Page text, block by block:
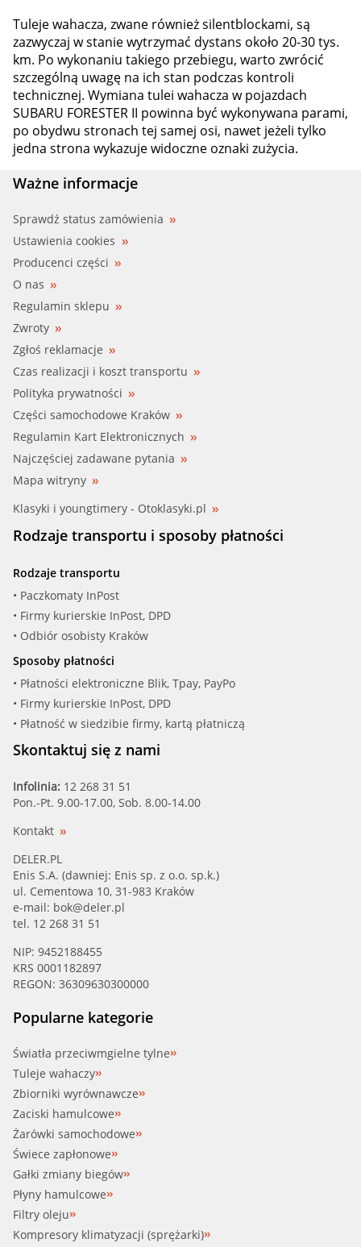
Tuleje wahacza, zwane również silentblockami, są
zazwyczaj w stanie wytrzymać dystans około 20-30 tys.
km. Po wykonaniu takiego przebiegu, warto zwrócić
szczególną uwagę na ich stan podczas kontroli
technicznej. Wymiana tulei wahacza w pojazdach
SUBARU FORESTER II powinna być wykonywana parami,
po obydwu stronach tej samej osi, nawet jeżeli tylko
jedna strona wykazuje widoczne oznaki zużycia.
Ważne informacje
Sprawdź status zamówienia
Ustawienia cookies
Producenci części
O nas
Regulamin sklepu
Zwroty
Zgłoś reklamacje
Czas realizacji i koszt transportu
Polityka prywatności
Części samochodowe Kraków
Regulamin Kart Elektronicznych
Najczęściej zadawane pytania
Mapa witryny
Klasyki i youngtimery - Otoklasyki.pl
Rodzaje transportu i sposoby płatności
Rodzaje transportu
• Paczkomaty InPost
• Firmy kurierskie InPost, DPD
• Odbiór osobisty Kraków
Sposoby płatności
• Płatności elektroniczne Blik, Tpay, PayPo
• Firmy kurierskie InPost, DPD
• Płatność w siedzibie firmy, kartą płatniczą
Skontaktuj się z nami
Infolinia: 12 268 31 51
Pon.-Pt. 9.00-17.00, Sob. 8.00-14.00
Kontakt
DELER.PL
Enis S.A. (dawniej: Enis sp. z o.o. sp.k.)
ul. Cementowa 10, 31-983 Kraków
e-mail: bok@deler.pl
tel. 12 268 31 51
NIP: 9452188455
KRS 0001182897
REGON: 36309630300000
Popularne kategorie
Światła przeciwmgielne tylne
Tuleje wahaczy
Zbiorniki wyrównawcze
Zaciski hamulcowe
Żarówki samochodowe
Świece zapłonowe
Gałki zmiany biegów
Płyny hamulcowe
Filtry oleju
Kompresory klimatyzacji (sprężarki)